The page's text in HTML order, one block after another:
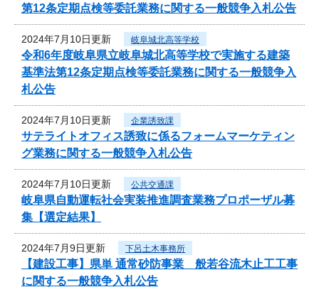
第12条定期点検等委託業務に関する一般競争入札公告
2024年7月10日更新 岐阜城北高等学校
令和6年度岐阜県立岐阜城北高等学校で実施する建築
基準法第12条定期点検等委託業務に関する一般競争入
札公告
2024年7月10日更新 企業誘致課
サテライトオフィス誘致に係るフォームマーケティン
グ業務に関する一般競争入札公告
2024年7月10日更新 公共交通課
岐阜県自動運転社会実装推進調査業務プロポーザル募
集【選定結果】
2024年7月9日更新 下呂土木事務所
【建設工事】県単 通常砂防事業 般若谷流木止工工事
に関する一般競争入札公告